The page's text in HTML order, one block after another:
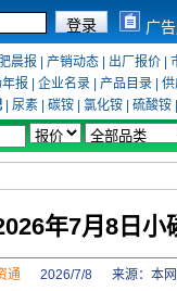
广
晨报 产销动态| 出厂报价|
报 企业名录 产品目录
尿素 碳铵 氯化铵 硫酸铵
年7月8日小
通2026/7/8 来源： 本